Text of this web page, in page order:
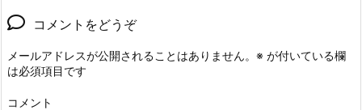
コメントをどうぞ
メールアドレスが公開されることはありません。 ※ が付いている欄
は必須項目です
コメント